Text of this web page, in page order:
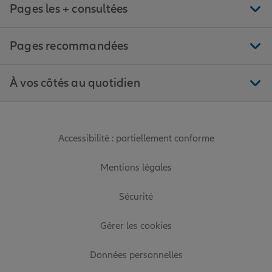
Pages les + consultées
Pages recommandées
À vos côtés au quotidien
Accessibilité : partiellement conforme
Mentions légales
Sécurité
Gérer les cookies
Données personnelles